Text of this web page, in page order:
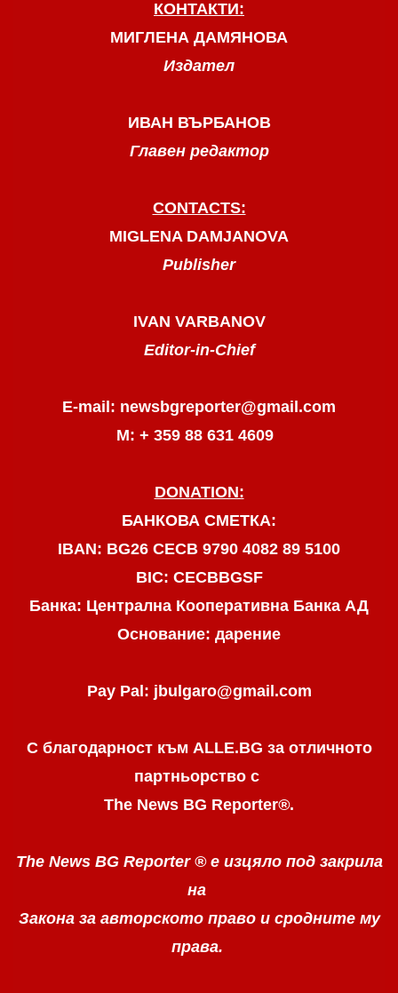
КОНТАКТИ:
МИГЛЕНА ДАМЯНОВА
Издател
ИВАН ВЪРБАНОВ
Главен редактор
CONTACTS:
MIGLENA DAMJANOVA
Publisher
IVAN VARBANOV
Editor-in-Chief
E-mail: newsbgreporter@gmail.com
М: + 359 88 631 4609
DONATION:
БАНКОВА СМЕТКА:
IBAN: BG26 CECB 9790 4082 89 5100
BIC: CECBBGSF
Банка: Централна Кооперативна Банка АД
Основание: дарение
Pay Pal: jbulgaro@gmail.com
С благодарност към ALLE.BG за отличното
партньорство с
The News BG Reporter®.
The News BG Reporter ® е изцяло под закрила
на
Закона за авторското право и сродните му
права.